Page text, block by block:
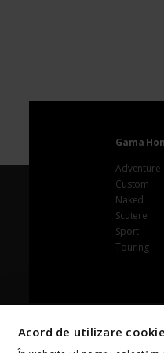
Acord de utilizare
Gama
Adventure
Custom
Naked
Scutere
Sport
Touring